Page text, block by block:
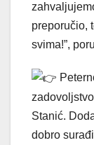
preporučio,
svima!”,
Stanić.
dobro